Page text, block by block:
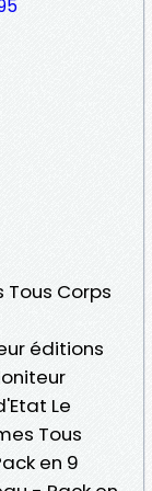
Corps
éditions
Le
Tous
en 9